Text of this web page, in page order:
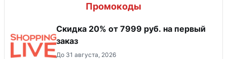
Промокоды
Скидка 20% от 7999 руб. на первый
заказ
До 31 августа, 2026